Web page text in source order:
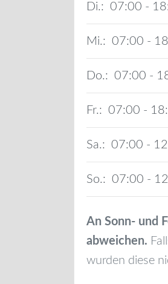
Di.: 07:00 -
Mi.: 07:00 -
Do.: 07:00 -
Fr.: 07:00 -
Sa.: 07:00 -
So.: 07:00 -
An Sonn- und
abweichen.
wurden diese